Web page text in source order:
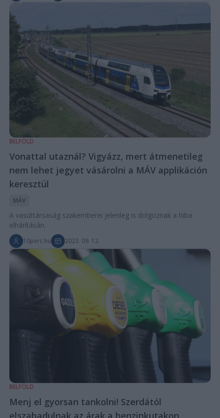
BELFÖLD
Vonattal utaznál? Vigyázz, mert átmenetileg
nem lehet jegyet vásárolni a MÁV applikáción
keresztül
MÁV
A vasúttársaság szakemberei jelenleg is dolgoznak a hiba
elhárításán.
10perc.hu 2023. 09. 12.
BELFÖLD
Menj el gyorsan tankolni! Szerdától
elszabadulnak az árak a benzinkutakon